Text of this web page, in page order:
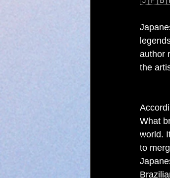
author
the
What
world.
to